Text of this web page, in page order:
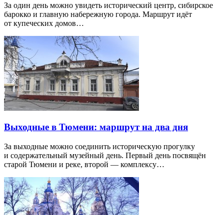
За один день можно увидеть исторический центр, сибирское
барокко и главную набережную города. Маршрут идёт
от купеческих домов…
Выходные в Тюмени: маршрут на два дня
За выходные можно соединить историческую прогулку
и содержательный музейный день. Первый день посвящён
старой Тюмени и реке, второй — комплексу…